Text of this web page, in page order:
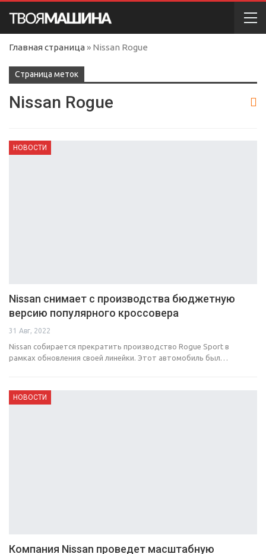
Главная страница » Nissan Rogue
Cтраница меток
Nissan Rogue
НОВОСТИ
Nissan снимает с производства бюджетную
версию популярного кроссовера
31 Авг, 2022
Nissan собирается прекратить производство Rogue Sport в
рамках обновления своей линейки. Этот автомобиль был…
НОВОСТИ
Компания Nissan проведет масштабную